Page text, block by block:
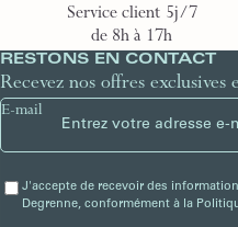
Service client 5j/7
de 8h à 17h
RESTONS EN CONTACT
Recevez nos offres exclusives
E-mail
J'accepte de recevoir des
Degrenne, conformément à la